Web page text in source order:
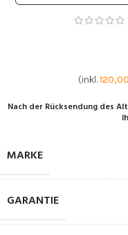
(inkl. 120,00
Nach der Rücksendung des
MARKE
GARANTIE